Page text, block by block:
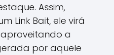
Assim,
Link Bait, ele virá
a
por aquele